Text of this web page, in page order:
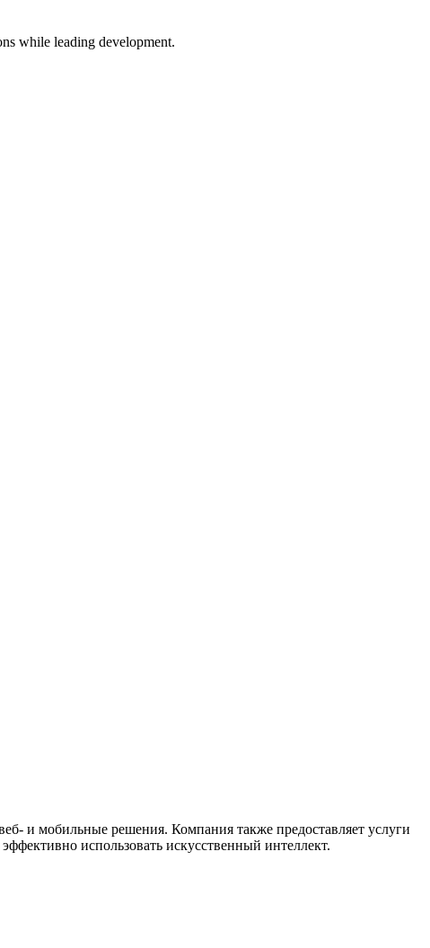
while leading development.
и мобильные решения. Компания также предоставляет услуги
использовать искусственный интеллект.